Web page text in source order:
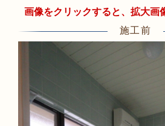
画像をクリックすると、拡大画
施工前